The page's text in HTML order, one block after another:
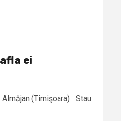
ei
Almăjan (Timişoara) Stau